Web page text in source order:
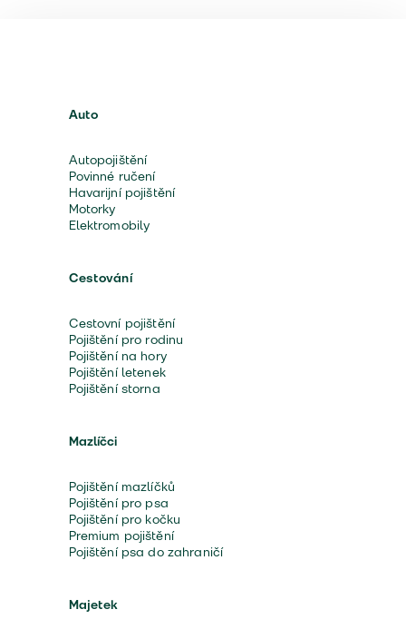
Auto
Autopojištění
Povinné ručení
Havarijní pojištění
Motorky
Elektromobily
Cestování
Cestovní pojištění
Pojištění pro rodinu
Pojištění na hory
Pojištění letenek
Pojištění storna
Mazlíčci
Pojištění mazlíčků
Pojištění pro psa
Pojištění pro kočku
Premium pojištění
Pojištění psa do zahraničí
Majetek